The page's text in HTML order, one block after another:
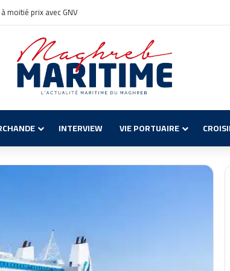
moitié prix avec GNV
INTERVIEW VIE PORTUAIRE